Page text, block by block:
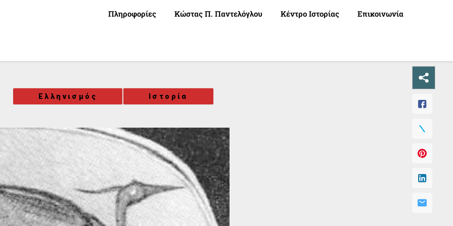
Πληροφορίες Κώστας Π. Παντελόγλου Κέντρο Ιστορίας Επικοινωνία
Ελληνισμός Ιστορία